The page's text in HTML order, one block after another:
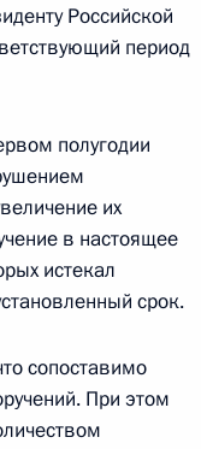
Российской
период
полугодии
их
в настоящее
истекал
срок.
сопоставимо
При этом